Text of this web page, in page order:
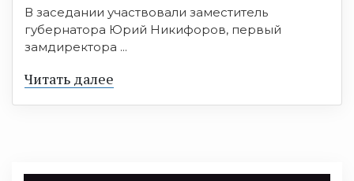
В заседании участвовали заместитель
губернатора Юрий Никифоров, первый
замдиректора ...
Читать далее